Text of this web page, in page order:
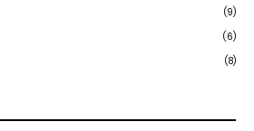
(9)
(6)
(8)